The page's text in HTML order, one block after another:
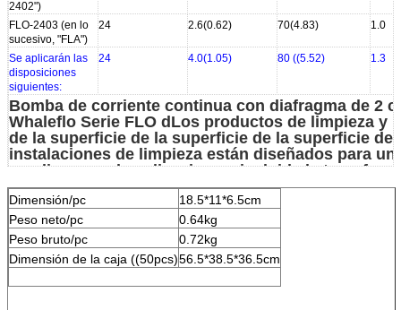
2402")
FLO-2403 (en lo
sucesivo, "FLA")
24 2.6(0.62) 70(4.83) 1.0
Se aplicarán las
disposiciones
siguientes:
24 4.0(1.05) 80 ((5.52) 1.3
Bomba de corriente continua con diafragma de 2
Whaleflo Serie FLO dLos productos de limpieza y
de la superficie de la superficie de la superficie de
instalaciones de limpieza están diseñados para
amplia gama de aplicaciones, incluida la
líquidos, la fumigación, la circulación, la filtración
distribución.
Esinterruptor de presión incorporado que activa y
automáticamente la bomba cuando se abre y
grifo.
Dimensión/pc
18.5*11*6.5cm
Peso neto/pc
0.64kg
Peso bruto/pc
0.72kg
Dimensión de la caja ((50pcs)56.5*38.5*36.5cm